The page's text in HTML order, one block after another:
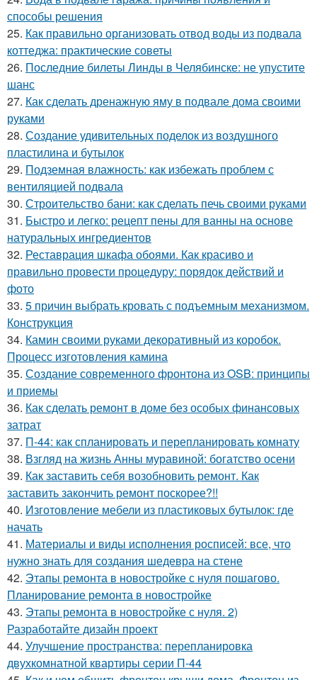
способы решения
25. Как правильно организовать отвод воды из подвала
коттеджа: практические советы
26. Последние билеты Линды в Челябинске: не упустите
шанс
27. Как сделать дренажную яму в подвале дома своими
руками
28. Создание удивительных поделок из воздушного
пластилина и бутылок
29. Подземная влажность: как избежать проблем с
вентиляцией подвала
30. Строительство бани: как сделать печь своими руками
31. Быстро и легко: рецепт пены для ванны на основе
натуральных ингредиентов
32. Реставрация шкафа обоями. Как красиво и
правильно провести процедуру: порядок действий и
фото
33. 5 причин выбрать кровать с подъемным механизмом.
Конструкция
34. Камин своими руками декоративный из коробок.
Процесс изготовления камина
35. Создание современного фронтона из OSB: принципы
и приемы
36. Как сделать ремонт в доме без особых финансовых
затрат
37. П-44: как спланировать и перепланировать комнату
38. Взгляд на жизнь Анны муравиной: богатство осени
39. Как заставить себя возобновить ремонт. Как
заставить закончить ремонт поскорее?!!
40. Изготовление мебели из пластиковых бутылок: где
начать
41. Материалы и виды исполнения росписей: все, что
нужно знать для создания шедевра на стене
42. Этапы ремонта в новостройке с нуля пошагово.
Планирование ремонта в новостройке
43. Этапы ремонта в новостройке с нуля. 2)
Разработайте дизайн проект
44. Улучшение пространства: перепланировка
двухкомнатной квартиры серии П-44